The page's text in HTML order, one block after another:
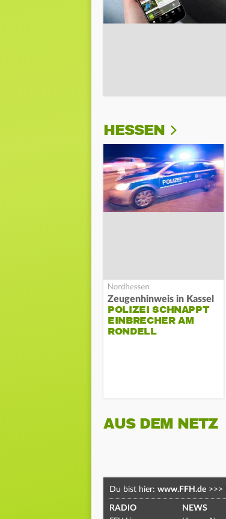
HESSEN
Zeugenhinweis in Kassel
POLIZEI SCHNAPPT
EINBRECHER AM
RONDELL
AUS DEM NETZ
Du bist hier: www.FFH.de >>>
RADIO NEWS